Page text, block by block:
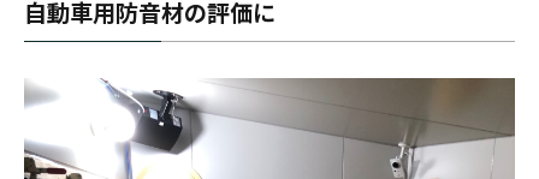
自動車用防音材の評価に